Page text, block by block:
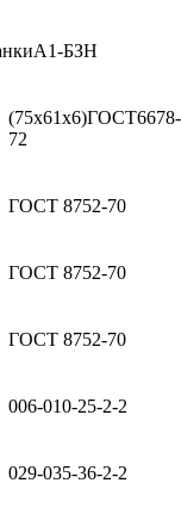
БЗН
(75х61х6)ГОСТ6678-
72
ГОСТ 8752-70
ГОСТ 8752-70
ГОСТ 8752-70
006-010-25-2-2
029-035-36-2-2